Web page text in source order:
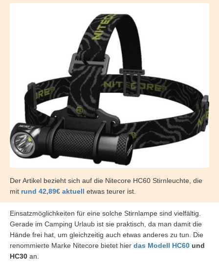
Der Artikel bezieht sich auf die Nitecore HC60 Stirnleuchte, die
mit rund 42,89€ aktuell etwas teurer ist.
Einsatzmöglichkeiten für eine solche Stirnlampe sind vielfältig.
Gerade im Camping Urlaub ist sie praktisch, da man damit die
Hände frei hat, um gleichzeitig auch etwas anderes zu tun. Die
renommierte Marke Nitecore bietet hier das Modell HC60 und
HC30 an.